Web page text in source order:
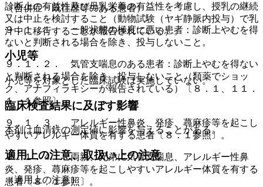
診断上の有益性及び母乳栄養の有益性を考慮し、授乳の継続
又は中止を検討すること（動物試験（ヤギ静脈内投与）で乳
汁中に移行することが報告されている）。
小児等
小児等を対象とした臨床試験は実施していない。
臨床検査結果に及ぼす影響
本剤は血清鉄の測定値に影響を与えることがある。
適用上の注意、取扱い上の注意
（適用上の注意）
（合併症・既往歴等のある患者）
９．１．１． 一般状態の極度に悪い患者：診断上やむを得
ないと判断される場合を除き、投与しないこと。
９．１．２． 気管支喘息のある患者：診断上やむを得ない
と判断される場合を除き、投与しないこと（類薬でショッ
ク、アナフィラキシーが報告されている）〔８．１、１１．
１．１参照〕。
９．１．３． アレルギー性鼻炎、発疹、蕁麻疹等を起こし
やすいアレルギー体質を有する患者〔８．１参照〕。
９．１．４． 両親、兄弟に気管支喘息、アレルギー性鼻
炎、発疹、蕁麻疹等を起こしやすいアレルギー体質を有する
患者〔８．１参照〕。